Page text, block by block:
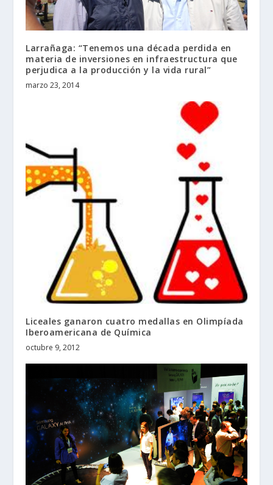
Larrañaga: “Tenemos una década perdida en
materia de inversiones en infraestructura que
marzo 23, 2014
Liceales ganaron cuatro medallas en Olimpíada
Iberoamericana de Química
octubre 9, 2012